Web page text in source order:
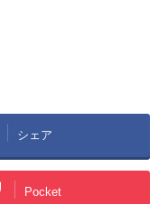
シェア
Pocket